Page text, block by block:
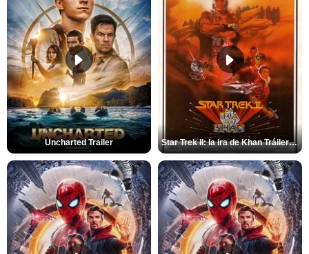
Uncharted Trailer Star Trek II: la ira de Khan Tráiler VO